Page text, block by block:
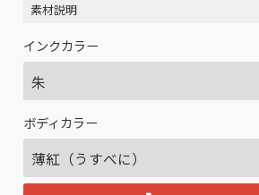
素材説明
インクカラー
ボディカラー